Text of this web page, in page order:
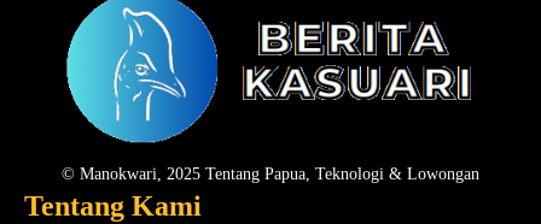
© Manokwari, 2025 Tentang Papua, Teknologi & Lowongan
Tentang Kami